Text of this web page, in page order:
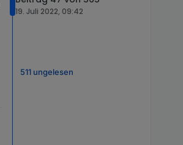
19. Juli 2022, 09:42
511 ungelesen